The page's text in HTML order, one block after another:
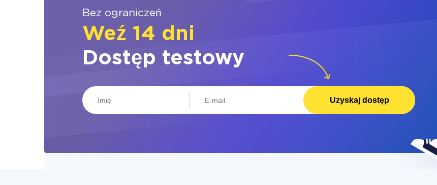
Bez ograniczeń
Weź 14 dni
Dostęp testowy
Uzyskaj dostęp